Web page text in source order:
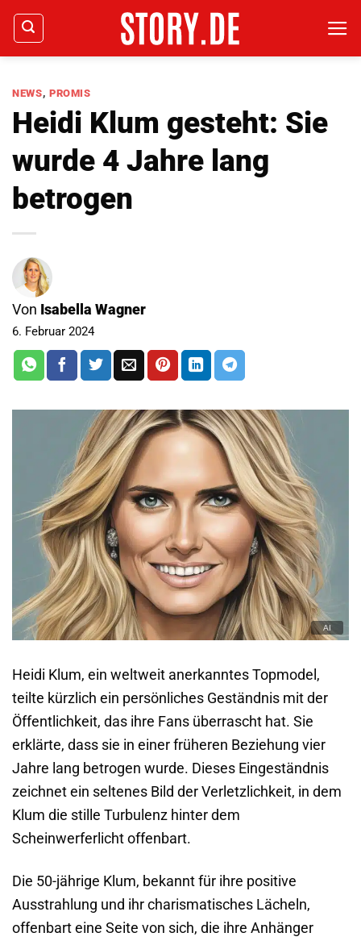
Zum
Inhalt
springen
NEWS, PROMIS
Heidi Klum gesteht: Sie
wurde 4 Jahre lang
betrogen
Von Isabella Wagner
6. Februar 2024
Heidi Klum, ein weltweit anerkanntes Topmodel,
teilte kürzlich ein persönliches Geständnis mit der
Öffentlichkeit, das ihre Fans überrascht hat. Sie
erklärte, dass sie in einer früheren Beziehung vier
Jahre lang betrogen wurde. Dieses Eingeständnis
zeichnet ein seltenes Bild der Verletzlichkeit, in dem
Klum die stille Turbulenz hinter dem
Scheinwerferlicht offenbart.
Die 50-jährige Klum, bekannt für ihre positive
Ausstrahlung und ihr charismatisches Lächeln,
offenbart eine Seite von sich, die ihre Anhänger